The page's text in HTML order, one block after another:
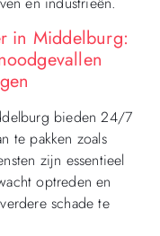
in Middelburg:
bieden 24/7
te pakken zoals
zijn essentieel
optreden en
schade te